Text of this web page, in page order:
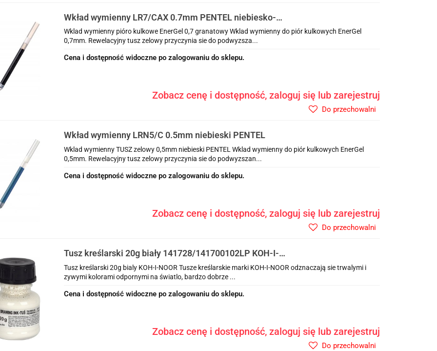
Wkład wymienny LR7/CAX 0.7mm PENTEL niebiesko-
czarny
Wklad wymienny pióro kulkowe EnerGel 0,7 granatowy Wklad wymienny do piór kulkowych EnerGel
0,7mm. Rewelacyjny tusz zelowy przyczynia sie do podwyzsza...
Cena i dostępność widoczne po zalogowaniu do sklepu.
Zobacz cenę i dostępność, zaloguj się lub zarejestruj
Do przechowalni
Wkład wymienny LRN5/C 0.5mm niebieski PENTEL
Wklad wymienny TUSZ zelowy 0,5mm niebieski PENTEL Wklad wymienny do piór kulkowych EnerGel
0,5mm. Rewelacyjny tusz zelowy przyczynia sie do podwyzszan...
Cena i dostępność widoczne po zalogowaniu do sklepu.
Zobacz cenę i dostępność, zaloguj się lub zarejestruj
Do przechowalni
Tusz kreślarski 20g biały 141728/141700102LP KOH-I-
NOOR
Tusz kreślarski 20g bialy KOH-I-NOOR Tusze kreślarskie marki KOH-I-NOOR odznaczają sie trwalymi i
zywymi kolorami odpornymi na światlo, bardzo dobrze ...
Cena i dostępność widoczne po zalogowaniu do sklepu.
Zobacz cenę i dostępność, zaloguj się lub zarejestruj
Do przechowalni